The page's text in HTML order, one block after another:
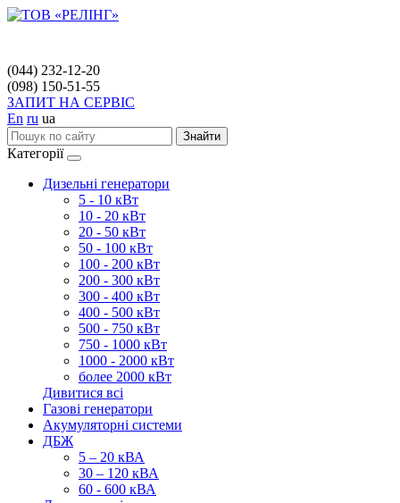
(044) 232-12-20
(098) 150-51-55
ЗАПИТ НА СЕРВІС
En ru ua
Знайти
Категорії
Дизельні генератори
5 - 10 кВт
10 - 20 кВт
20 - 50 кВт
50 - 100 кВт
100 - 200 кВт
200 - 300 кВт
300 - 400 кВт
400 - 500 кВт
500 - 750 кВт
750 - 1000 кВт
1000 - 2000 кВт
более 2000 кВт
Дивитися всі
Газові генератори
Акумуляторні системи
ДБЖ
5 – 20 кВА
30 – 120 кВА
60 - 600 кВА